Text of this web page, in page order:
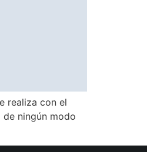
realiza con el
ningún modo